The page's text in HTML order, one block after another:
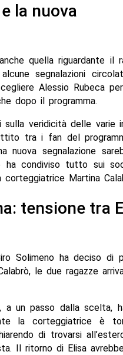
la nuova
quella riguardante il
segnalazioni
Alessio Rubeca
dopo il programma.
veridicità delle varie
tra i fan del
segnalazione
ha condiviso tutto sui
Martina
tensione tra
Solimeno ha deciso di
le due ragazze
a un passo dalla scelta,
la corteggiatrice è
di trovarsi
Il ritorno di Elisa